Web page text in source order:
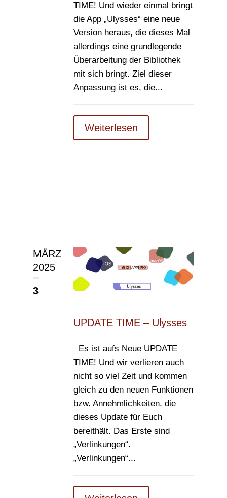
TIME! Und wieder einmal bringt
die App „Ulysses“ eine neue
Version heraus, die dieses Mal
allerdings eine grundlegende
Überarbeitung der Bibliothek
mit sich bringt. Ziel dieser
Anpassung ist es, die...
Weiterlesen
MÄRZ
2025
3
UPDATE TIME – Ulysses
Es ist aufs Neue UPDATE
TIME! Und wir verlieren auch
nicht so viel Zeit und kommen
gleich zu den neuen Funktionen
bzw. Annehmlichkeiten, die
dieses Update für Euch
bereithält. Das Erste sind
„Verlinkungen“.
„Verlinkungen“...